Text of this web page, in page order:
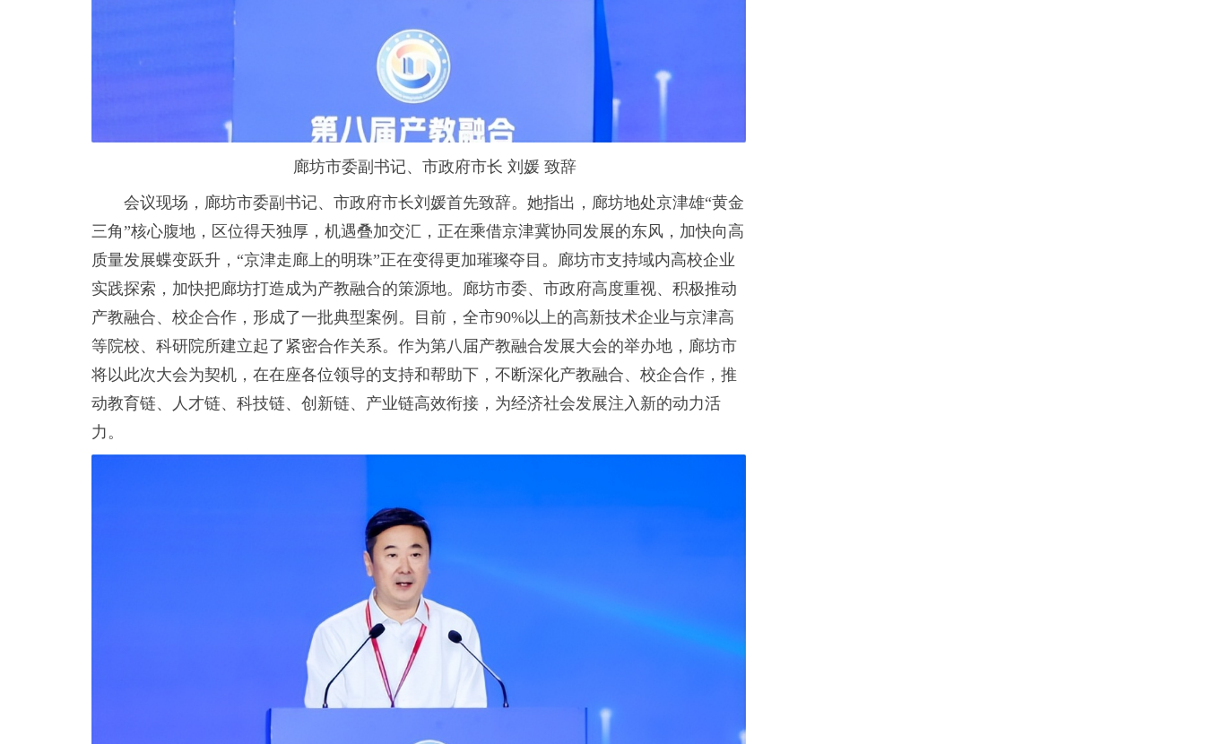
廊坊市委副书记、市政府市长 刘媛 致辞
会议现场，廊坊市委副书记、市政府市长刘媛首先致辞。她指出，廊坊地处京津雄“黄金
三角”核心腹地，区位得天独厚，机遇叠加交汇，正在乘借京津冀协同发展的东风，加快向高
质量发展蝶变跃升，“京津走廊上的明珠”正在变得更加璀璨夺目。廊坊市支持域内高校企业
实践探索，加快把廊坊打造成为产教融合的策源地。廊坊市委、市政府高度重视、积极推动
产教融合、校企合作，形成了一批典型案例。目前，全市90%以上的高新技术企业与京津高
等院校、科研院所建立起了紧密合作关系。作为第八届产教融合发展大会的举办地，廊坊市
将以此次大会为契机，在在座各位领导的支持和帮助下，不断深化产教融合、校企合作，推
动教育链、人才链、科技链、创新链、产业链高效衔接，为经济社会发展注入新的动力活
力。